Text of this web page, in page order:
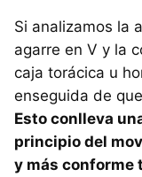
Si analizamos la
agarre en V y la
caja torácica u
enseguida de
Esto conlleva
principio del
y más conforme